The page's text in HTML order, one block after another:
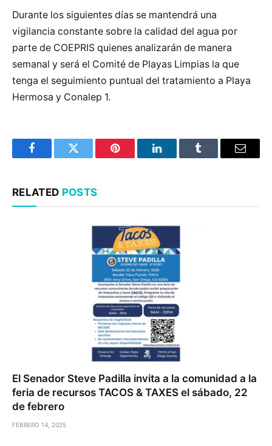
Durante los siguientes días se mantendrá una
vigilancia constante sobre la calidad del agua por
parte de COEPRIS quienes analizarán de manera
semanal y será el Comité de Playas Limpias la que
tenga el seguimiento puntual del tratamiento a Playa
Hermosa y Conalep 1.
FacebookTwitter Pinterest LinkedInTumblr Email
RELATED POSTS
El Senador Steve Padilla invita a la comunidad a la
feria de recursos TACOS & TAXES el sábado, 22
de febrero
FEBRERO 14, 2025